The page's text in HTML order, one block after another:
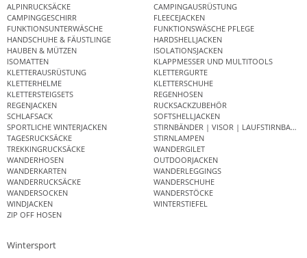
ALPINRUCKSÄCKE
CAMPINGAUSRÜSTUNG
CAMPINGGESCHIRR
FLEECEJACKEN
FUNKTIONSUNTERWÄSCHE
FUNKTIONSWÄSCHE PFLEGE
HANDSCHUHE & FÄUSTLINGE
HARDSHELLJACKEN
HAUBEN & MÜTZEN
ISOLATIONSJACKEN
ISOMATTEN
KLAPPMESSER UND MULTITOOLS
KLETTERAUSRÜSTUNG
KLETTERGURTE
KLETTERHELME
KLETTERSCHUHE
KLETTERSTEIGSETS
REGENHOSEN
REGENJACKEN
RUCKSACKZUBEHÖR
SCHLAFSACK
SOFTSHELLJACKEN
SPORTLICHE WINTERJACKEN
STIRNBÄNDER | VISOR | LAUFSTIRNBAND
TAGESRUCKSÄCKE
STIRNLAMPEN
TREKKINGRUCKSÄCKE
WANDERGILET
WANDERHOSEN
OUTDOORJACKEN
WANDERKARTEN
WANDERLEGGINGS
WANDERRUCKSÄCKE
WANDERSCHUHE
WANDERSOCKEN
WANDERSTÖCKE
WINDJACKEN
WINTERSTIEFEL
ZIP OFF HOSEN
Wintersport